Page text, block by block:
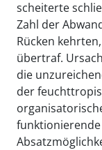
scheiterte
Zahl der
Rücken
übertraf.
die
der